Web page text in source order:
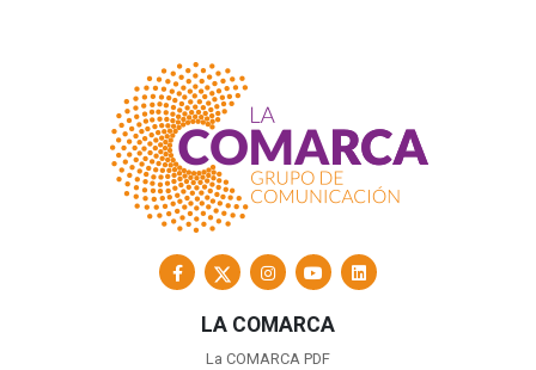
LA COMARCA
La COMARCA PDF